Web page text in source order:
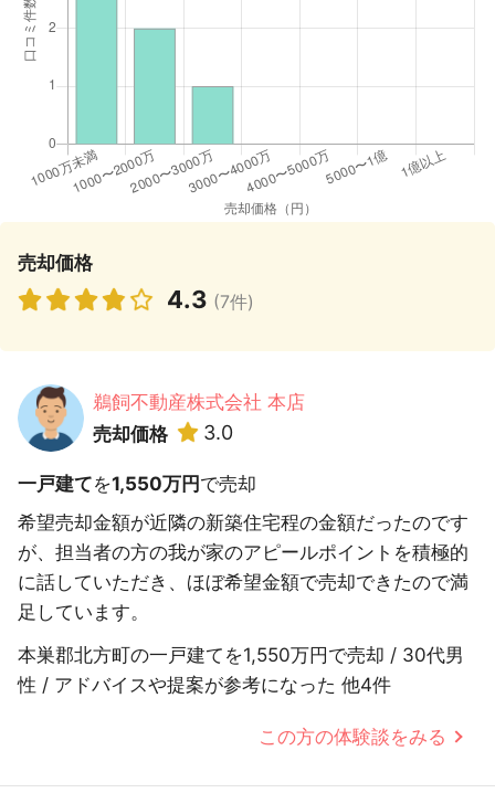
売却価格
4.3 (7件)
鵜飼不動産株式会社 本店
売却価格
3.0
一戸建てを1,550万円で売却
希望売却金額が近隣の新築住宅程の金額だったのです
が、担当者の方の我が家のアピールポイントを積極的
に話していただき、ほぼ希望金額で売却できたので満
足しています。
本巣郡北方町の一戸建てを1,550万円で売却 / 30代男
性 / アドバイスや提案が参考になった 他4件
この方の体験談をみる